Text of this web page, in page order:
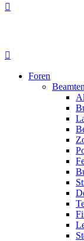
Foren